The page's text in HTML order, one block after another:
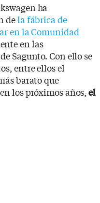
ha
dela fábrica de
en la Comunidad
en las
Sagunto. Con ello se
entre ellos el
barato que
los próximos años,el